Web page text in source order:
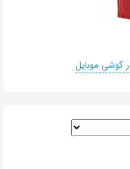
گوشی موبایل